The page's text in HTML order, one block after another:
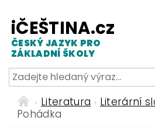
iČEŠTINA.cz
ČESKÝ JAZYK PRO
ZÁKLADNÍ ŠKOLY
Literatura
Literární
Pohádka